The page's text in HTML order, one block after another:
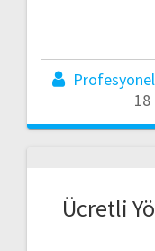
Ücretli